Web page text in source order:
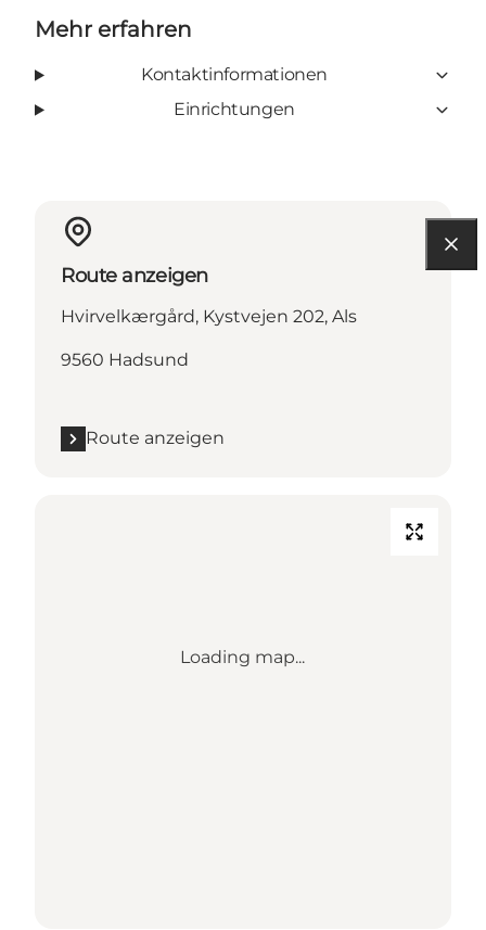
Mehr erfahren
Kontaktinformationen
Einrichtungen
Route anzeigen
Hvirvelkærgård, Kystvejen 202, Als
9560 Hadsund
Route anzeigen
Loading map...